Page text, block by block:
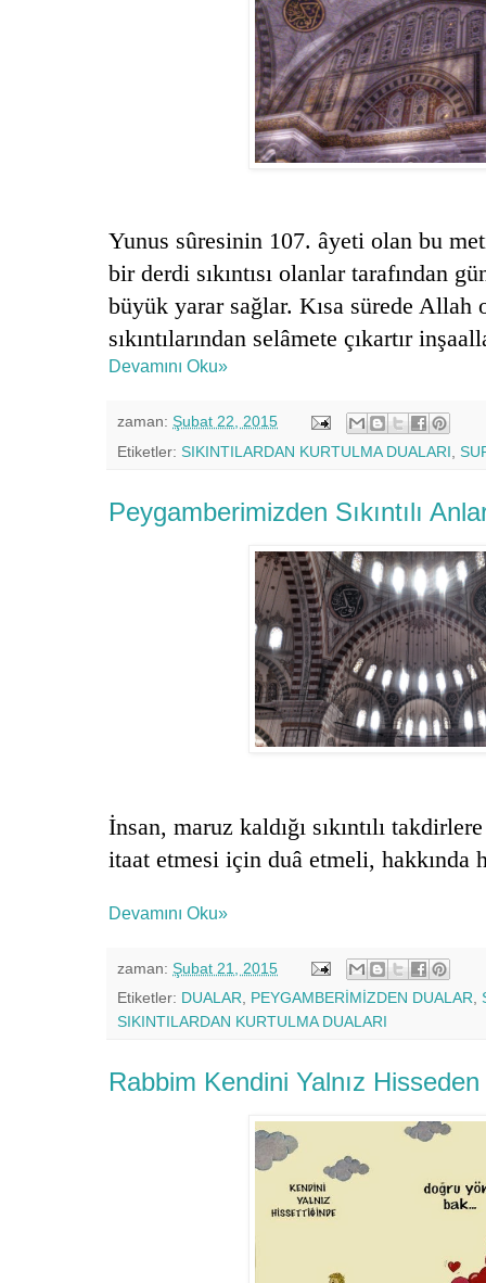
Yunus sûresinin 107. âyeti olan bu
bir derdi sıkıntısı olanlar tarafından
büyük yarar sağlar. Kısa sürede Allah
sıkıntılarından selâmete çıkartır
Devamını Oku»
zaman: Şubat 22, 2015
Etiketler: SIKINTILARDAN KURTULMA DUALARI
Peygamberimizden Sıkıntılı
İnsan, maruz kaldığı sıkıntılı
itaat etmesi için duâ etmeli, hakkında
Devamını Oku»
zaman: Şubat 21, 2015
Etiketler: DUALAR PEYGAMBERİMİZDEN DUALAR
SIKINTILARDAN KURTULMA DUALARI
Rabbim Kendini Yalnız